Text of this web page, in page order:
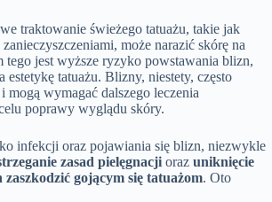
traktowanie świeżego tatuażu, takie jak
może narazić skórę na
tego jest wyższe ryzyko powstawania blizn,
estetykę tatuażu. Blizny, niestety, często
mogą wymagać dalszego leczenia
poprawy wyglądu skóry.
infekcji oraz pojawiania się blizn, niezwykle
zasad pielęgnacji oraz uniknięcie
gojącym się tatuażom. Oto